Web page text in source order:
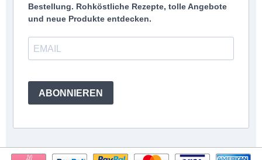
Bestellung. Rohköstliche Rezepte, tolle Angebote
und neue Produkte entdecken.
ABONNIEREN